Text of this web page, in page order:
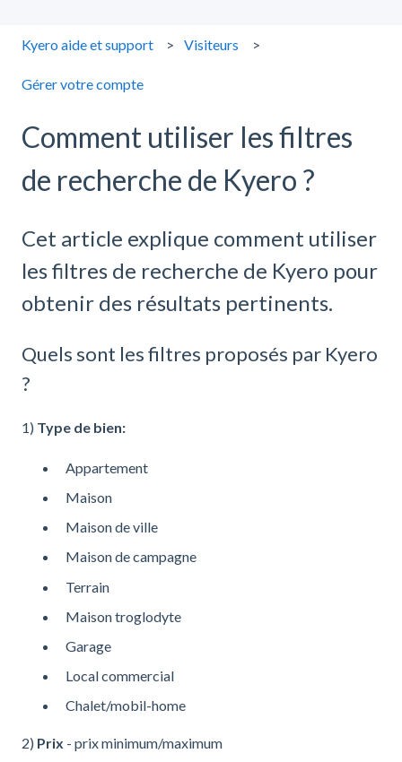
Kyero aide et support Visiteurs
Gérer votre compte
Comment utiliser les filtres
de recherche de Kyero ?
Cet article explique comment utiliser
les filtres de recherche de Kyero pour
obtenir des résultats pertinents.
Quels sont les filtres proposés par Kyero
?
1) Type de bien:
Appartement
Maison
Maison de ville
Maison de campagne
Terrain
Maison troglodyte
Garage
Local commercial
Chalet/mobil-home
2) Prix - prix minimum/maximum